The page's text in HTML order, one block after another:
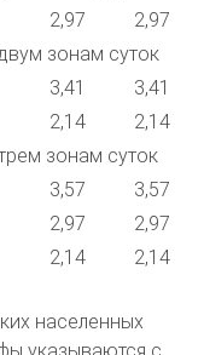
2,97
2,97
зонам суток
3,41
3,41
2,14
2,14
зонам суток
3,57
3,57
2,97
2,97
2,14 2,14
населенных